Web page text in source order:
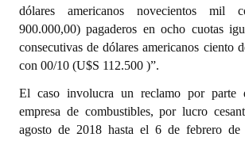
Resoluciones de Presidencia
INSTITUCIONAL
Noticias Destacadas
dólares americanos novecientos mil
900.000,00) pagaderos en ocho cuotas
consecutivas de dólares americanos ciento
con 00/10 (U$S 112.500 )”.
El caso involucra un reclamo por parte
empresa de combustibles, por lucro
agosto de 2018 hasta el 6 de febrero de